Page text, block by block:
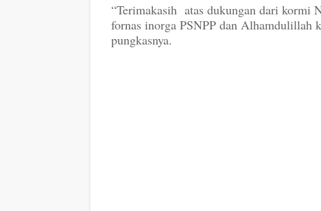
“Terimakasih atas dukungan dari kormi
fornas inorga PSNPP dan Alhamdulillah
pungkasnya.